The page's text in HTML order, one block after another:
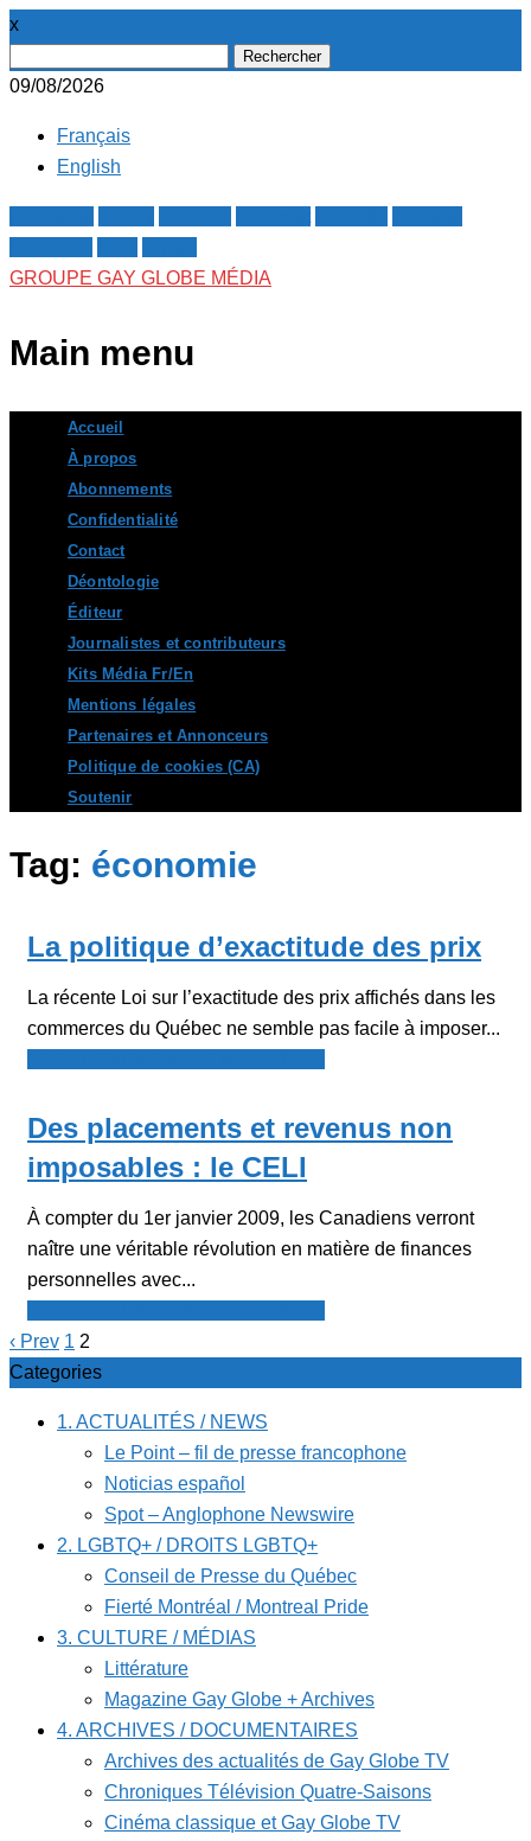
x
09/08/2026
Français
English
GROUPE GAY GLOBE MÉDIA
Main menu
content
Accueil
À propos
Abonnements
Confidentialité
Contact
Déontologie
Éditeur
Journalistes et contributeurs
Kits Média Fr/En
Mentions légales
Partenaires et Annonceurs
Politique de cookies (CA)
Soutenir
Tag: économie
La politique d’exactitude des prix
La récente Loi sur l’exactitude des prix affichés dans les
commerces du Québec ne semble pas facile à imposer...
Des placements et revenus non
imposables : le CELI
À compter du 1er janvier 2009, les Canadiens verront
naître une véritable révolution en matière de finances
personnelles avec...
‹ Prev 1 2
Categories
1. ACTUALITÉS / NEWS
Le Point – fil de presse francophone
Noticias español
Spot – Anglophone Newswire
2. LGBTQ+ / DROITS LGBTQ+
Conseil de Presse du Québec
Fierté Montréal / Montreal Pride
3. CULTURE / MÉDIAS
Littérature
Magazine Gay Globe + Archives
4. ARCHIVES / DOCUMENTAIRES
Archives des actualités de Gay Globe TV
Chroniques Télévision Quatre-Saisons
Cinéma classique et Gay Globe TV